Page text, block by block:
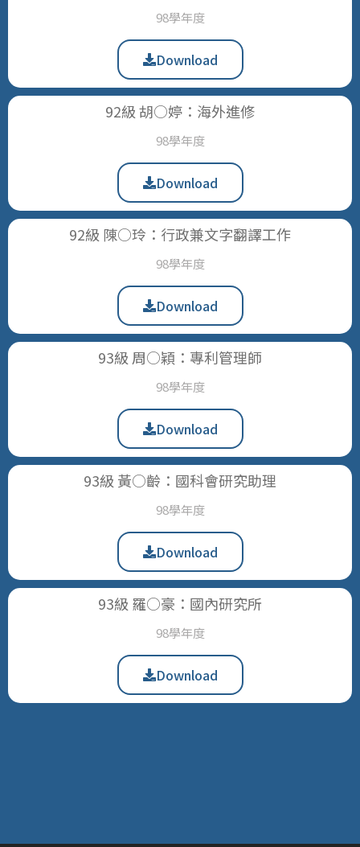
98學年度
Download
92級 胡○婷：海外進修
98學年度
Download
92級 陳○玲：行政兼文字翻譯工作
98學年度
Download
93級 周○穎：專利管理師
98學年度
Download
93級 黃○齡：國科會研究助理
98學年度
Download
93級 羅○豪：國內研究所
98學年度
Download